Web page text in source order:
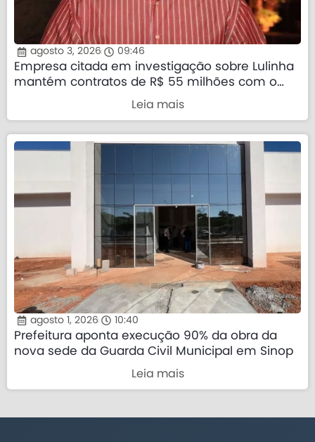
agosto 3, 2026 09:46
Empresa citada em investigação sobre Lulinha
mantém contratos de R$ 55 milhões com o
Leia mais
agosto 1, 2026 10:40
Prefeitura aponta execução 90% da obra da
nova sede da Guarda Civil Municipal em Sinop
Leia mais